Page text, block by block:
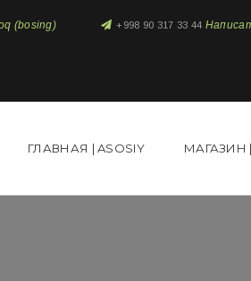
(bosing) +998 90 317 33 44
ГЛАВНАЯ | ASOSIY МАГАЗИН |